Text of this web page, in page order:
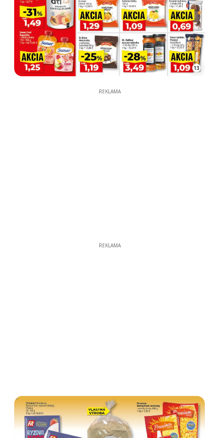
13
REKLAMA
REKLAMA